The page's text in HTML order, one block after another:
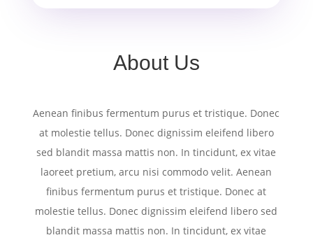
About Us
Aenean finibus fermentum purus et tristique. Donec
at molestie tellus. Donec dignissim eleifend libero
sed blandit massa mattis non. In tincidunt, ex vitae
laoreet pretium, arcu nisi commodo velit. Aenean
finibus fermentum purus et tristique. Donec at
molestie tellus. Donec dignissim eleifend libero sed
blandit massa mattis non. In tincidunt, ex vitae